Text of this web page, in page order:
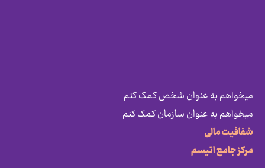
میخواهم به عنوان شخص کمک کنم
میخواهم به عنوان سازمان کمک کنم
شفافیت مالی
مرکز جامع اتیسم